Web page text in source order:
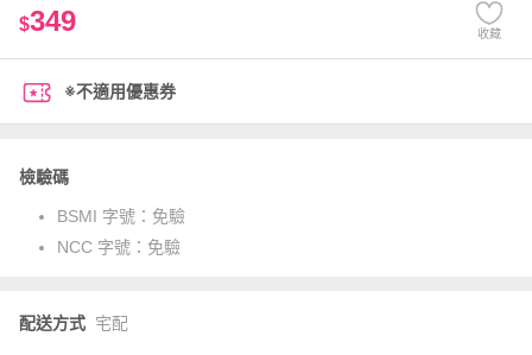
$349 收藏
※不適用優惠券
檢驗碼
BSMI 字號： 免驗
NCC 字號： 免驗
配送方式 宅配